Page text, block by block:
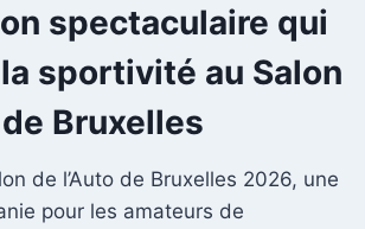
spectaculaire qui
sportivité au Salon
de Bruxelles
de l’Auto de Bruxelles 2026, une
pour les amateurs de